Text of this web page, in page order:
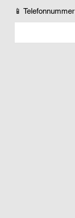
📱 Telefonnummer